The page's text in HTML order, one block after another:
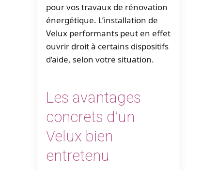
pour vos travaux de rénovation
énergétique. L’installation de
Velux performants peut en effet
ouvrir droit à certains dispositifs
d’aide, selon votre situation.
Les avantages
concrets d’un
Velux bien
entretenu